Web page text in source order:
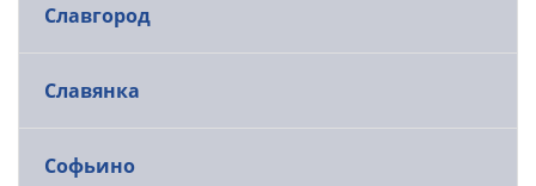
Славгород
Славянка
Софьино